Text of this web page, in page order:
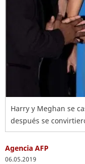
Harry y Meghan se
después se
Agencia AFP
06.05.2019